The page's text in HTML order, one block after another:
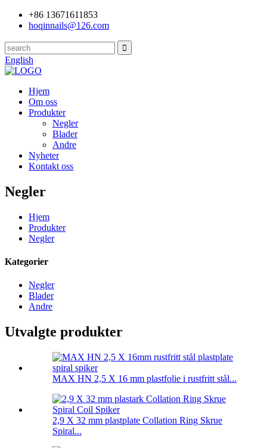
+86 13671611853
hoqinnails@126.com
English
Hjem
Om oss
Produkter
Negler
Blader
Andre
Nyheter
Kontakt oss
Negler
Hjem
Produkter
Negler
Kategorier
Negler
Blader
Andre
Utvalgte produkter
MAX HN 2,5 X 16 mm plastfolie i rustfritt stål...
2,9 X 32 mm plastplate Collation Ring Skrue
Spiral...